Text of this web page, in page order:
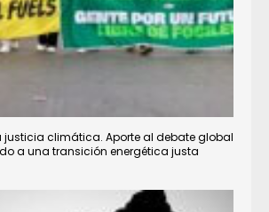
justicia climática. Aporte al debate global
a una transición energética justa